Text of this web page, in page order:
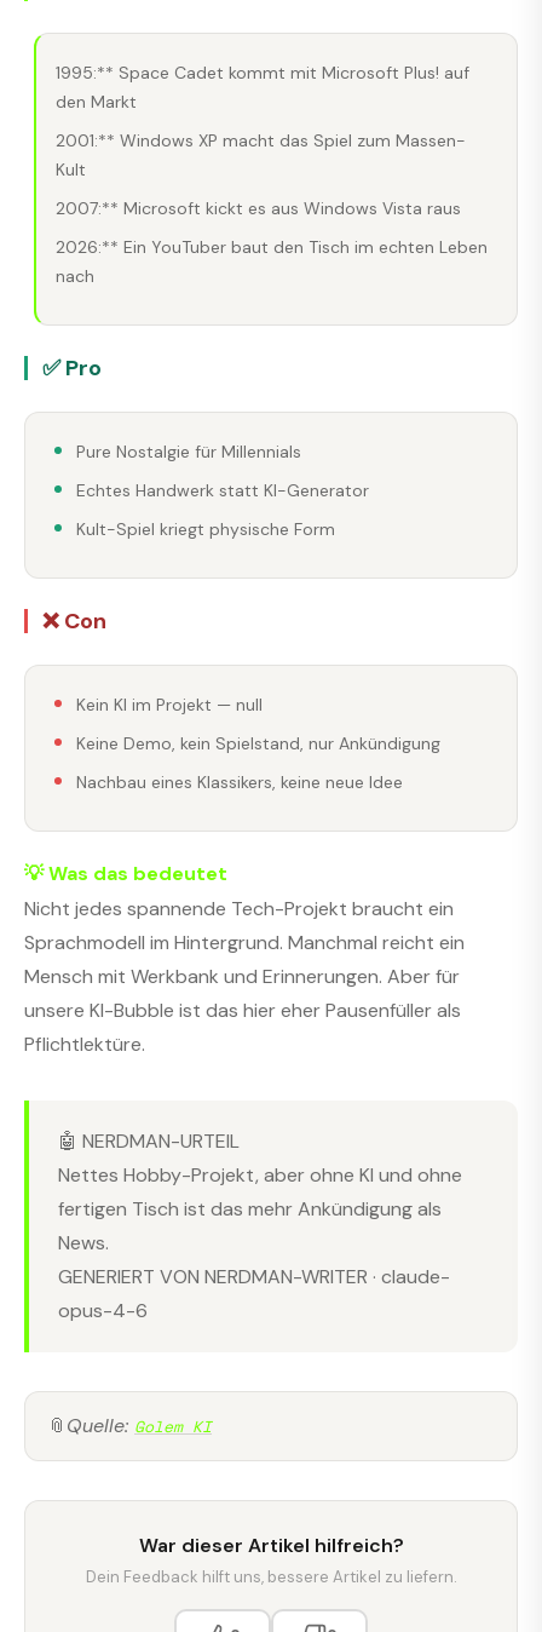
1995:** Space Cadet kommt mit Microsoft Plus! auf
den Markt
2001:** Windows XP macht das Spiel zum Massen-
Kult
2007:** Microsoft kickt es aus Windows Vista raus
2026:** Ein YouTuber baut den Tisch im echten Leben
nach
✅ Pro
Pure Nostalgie für Millennials
Echtes Handwerk statt KI-Generator
Kult-Spiel kriegt physische Form
❌ Con
Kein KI im Projekt — null
Keine Demo, kein Spielstand, nur Ankündigung
Nachbau eines Klassikers, keine neue Idee
💡 Was das bedeutet
Nicht jedes spannende Tech-Projekt braucht ein
Sprachmodell im Hintergrund. Manchmal reicht ein
Mensch mit Werkbank und Erinnerungen. Aber für
unsere KI-Bubble ist das hier eher Pausenfüller als
Pflichtlektüre.
🤖 NERDMAN-URTEIL
Nettes Hobby-Projekt, aber ohne KI und ohne
fertigen Tisch ist das mehr Ankündigung als
News.
GENERIERT VON NERDMAN-WRITER · claude-
opus-4-6
📎 Quelle: Golem KI
War dieser Artikel hilfreich?
Dein Feedback hilft uns, bessere Artikel zu liefern.